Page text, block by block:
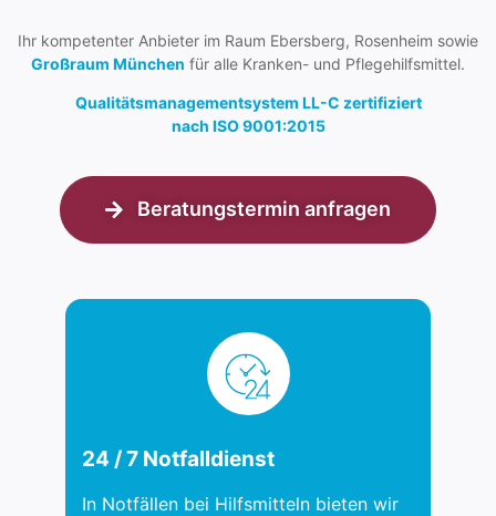
Ihr kompetenter Anbieter im Raum Ebersberg, Rosenheim sowie
Großraum München für alle Kranken- und Pflegehilfsmittel.
Qualitätsmanagementsystem LL-C zertifiziert
nach ISO 9001:2015
Beratungstermin anfragen
24 / 7 Notfalldienst
In Notfällen bei Hilfsmitteln bieten wir